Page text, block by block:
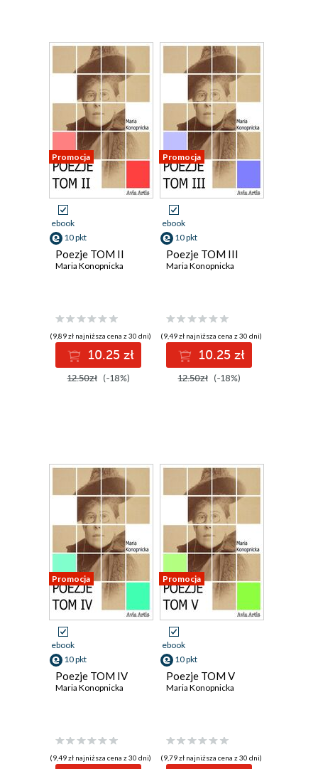
Promocja
ebook
10 pkt
Poezje TOM II
Maria Konopnicka
(9,89 zł najniższa cena z 30 dni)
10.25 zł
12.50zł (-18%)
Promocja
ebook
10 pkt
Poezje TOM III
Maria Konopnicka
(9,49 zł najniższa cena z 30 dni)
10.25 zł
12.50zł (-18%)
Promocja
ebook
10 pkt
Poezje TOM IV
Maria Konopnicka
(9,49 zł najniższa cena z 30 dni)
Promocja
ebook
10 pkt
Poezje TOM V
Maria Konopnicka
(9,79 zł najniższa cena z 30 dni)